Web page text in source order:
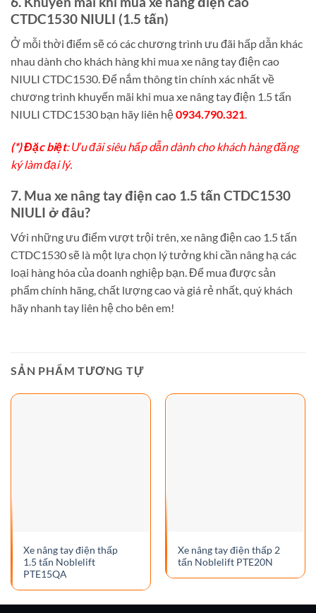
CTDC1530 NIULI (1.5 tấn)
Ở mỗi thời điểm sẽ có các chương trình ưu đãi hấp dẫn khác
nhau dành cho khách hàng khi mua xe nâng tay điện cao
NIULI CTDC1530. Để nắm thông tin chính xác nhất về
chương trình khuyến mãi khi mua xe nâng tay điện 1.5 tấn
NIULI CTDC1530 bạn hãy liên hệ0934.790.321
(*) Đặc biệt: Ưu đãi siêu hấp dẫn dành cho khách hàng đăng
ký làm đại lý.
7. Mua xe nâng tay điện cao 1.5 tấn CTDC1530
NIULI ở đâu?
Với những ưu điểm vượt trội trên, xe nâng điện cao 1.5 tấn
CTDC1530 sẽ là một lựa chọn lý tưởng khi cần nâng hạ các
loại hàng hóa của doanh nghiệp bạn. Để mua được sản
phẩm chính hãng, chất lượng cao và giá rẻ nhất, quý khách
hãy nhanh tay liên hệ cho bên em!
SẢN PHẨM TƯƠNG TỰ
Xe nâng tay điện thấp
1.5 tấn Noblelift
PTE15QA
Xe nâng tay điện thấp 2
tấn Noblelift PTE20N